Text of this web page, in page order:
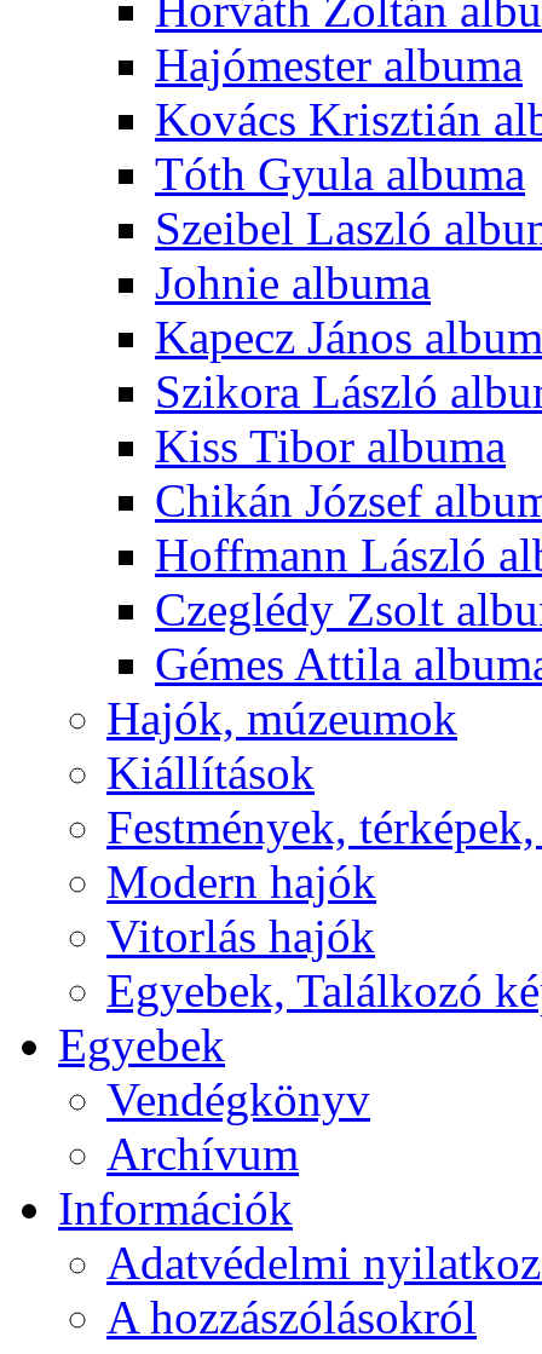
Hajómester albuma
Kovács Krisztián
Tóth Gyula albuma
Szeibel Laszló
Johnie albuma
Kapecz János
Szikora László
Kiss Tibor albuma
Chikán József
Hoffmann László
Czeglédy Zsolt
Gémes Attila
Hajók, múzeumok
Kiállítások
Festmények,
Modern hajók
Vitorlás hajók
Egyebek, Találkozó
Egyebek
Vendégkönyv
Archívum
Információk
Adatvédelmi
A hozzászólásokról